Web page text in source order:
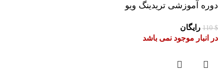
دوره آموزشی تریدینگ ویو
110$
رایگان
در انبار موجود نمی باشد